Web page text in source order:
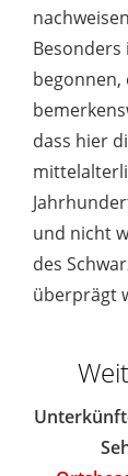
Besonders
begonnen,
dass hier
und nicht
des
überprägt